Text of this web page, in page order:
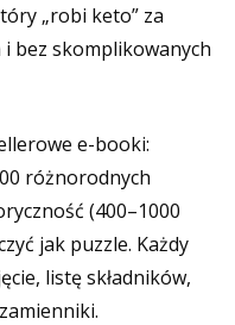
„robi keto” za
bez skomplikowanych
e-booki:
różnorodnych
(400–1000
jak puzzle. Każdy
listę składników,